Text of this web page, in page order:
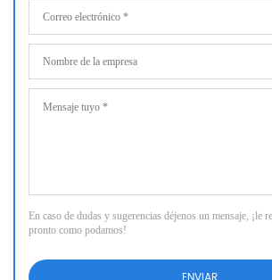
En caso de dudas y sugerencias déjenos un mensaje, ¡le
pronto como podamos!